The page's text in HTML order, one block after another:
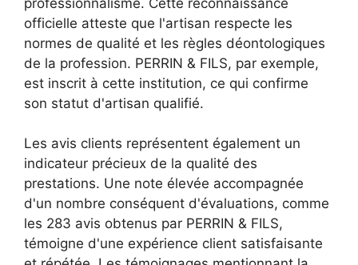
officielle atteste que l'artisan respecte les
normes de qualité et les règles déontologiques
de la profession. PERRIN & FILS, par exemple,
est inscrit à cette institution, ce qui confirme
son statut d'artisan qualifié.
Les avis clients représentent également un
indicateur précieux de la qualité des
prestations. Une note élevée accompagnée
d'un nombre conséquent d'évaluations, comme
les 283 avis obtenus par PERRIN & FILS,
témoigne d'une expérience client satisfaisante